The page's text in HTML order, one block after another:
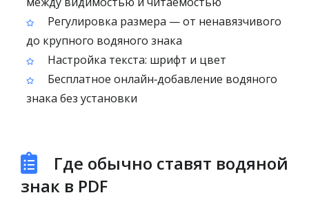
Регулировка размера — от ненавязчивого
до крупного водяного знака
Настройка текста: шрифт и цвет
Бесплатное онлайн‑добавление водяного
знака без установки
Где обычно ставят водяной
знак в PDF